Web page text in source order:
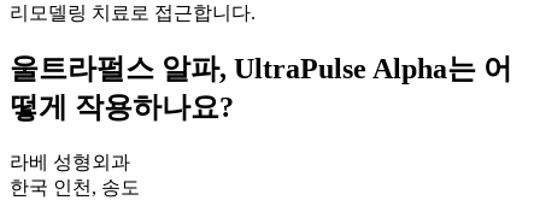
리모델링 치료로 접근합니다.
울트라펄스 알파, UltraPulse Alpha는 어
떻게 작용하나요?
라베 성형외과
한국 인천, 송도